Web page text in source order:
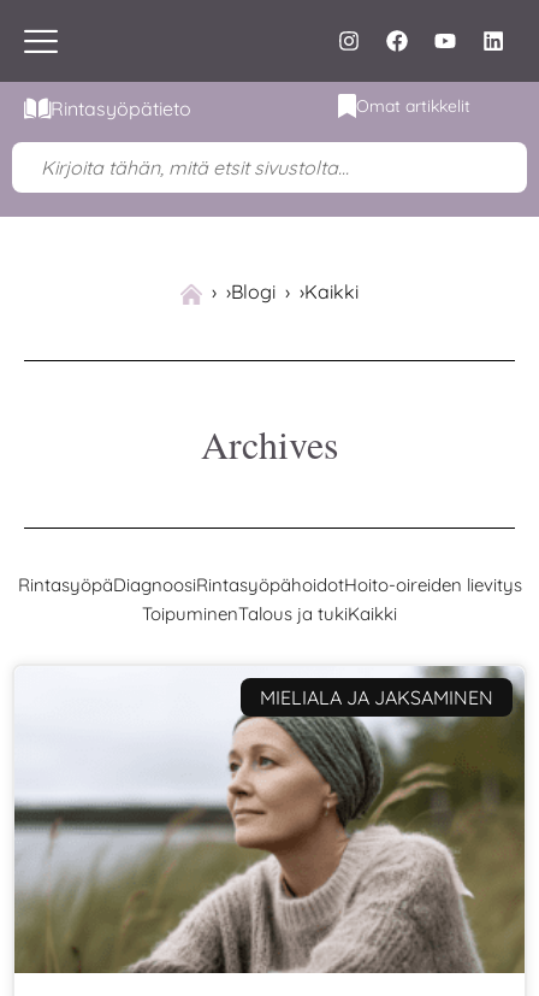
Rintasyöpätieto Omat artikkelit
›Blogi ›Kaikki
Archives
RintasyöpäDiagnoosiRintasyöpähoidotHoito-oireiden lievitys
ToipuminenTalous ja tukiKaikki
MIELIALA JA JAKSAMINEN